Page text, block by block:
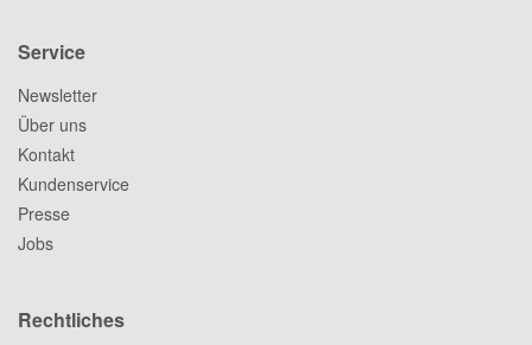
Service
Newsletter
Über uns
Kontakt
Kundenservice
Presse
Jobs
Rechtliches